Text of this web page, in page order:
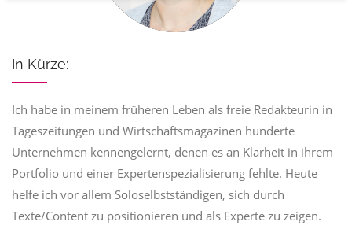
In Kürze:
Ich habe in meinem früheren Leben als freie Redakteurin in
Tageszeitungen und Wirtschaftsmagazinen hunderte
Unternehmen kennengelernt, denen es an Klarheit in ihrem
Portfolio und einer Expertenspezialisierung fehlte. Heute
helfe ich vor allem Soloselbstständigen, sich durch
Texte/Content zu positionieren und als Experte zu zeigen.